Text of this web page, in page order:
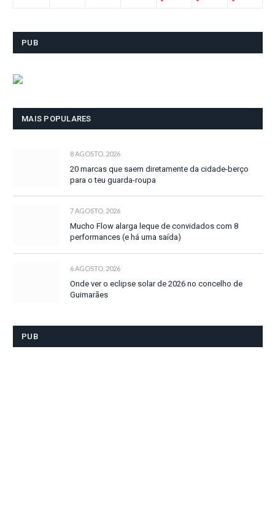
PUB
MAIS POPULARES
8 AGOSTO, 2026
20 marcas que saem diretamente da cidade-berço
para o teu guarda-roupa
7 AGOSTO, 2026
Mucho Flow alarga leque de convidados com 8
performances (e há uma saída)
6 AGOSTO, 2026
Onde ver o eclipse solar de 2026 no concelho de
Guimarães
PUB